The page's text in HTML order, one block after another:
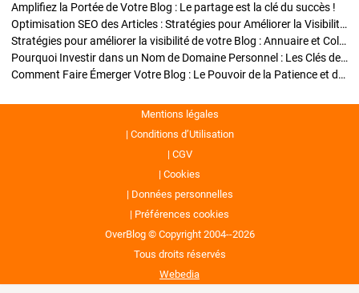
Amplifiez la Portée de Votre Blog : Le partage est la clé du succès !
Optimisation SEO des Articles : Stratégies pour Améliorer la Visibilité de Votre Blog
Stratégies pour améliorer la visibilité de votre Blog : Annuaire et Collaborations
Pourquoi Investir dans un Nom de Domaine Personnel : Les Clés de la Réussite de Votre Blog
Comment Faire Émerger Votre Blog : Le Pouvoir de la Patience et de la Persévérance
Mentions légales
Conditions d’Utilisation
CGV
Cookies
Données personnelles
Préférences cookies
OverBlog © Copyright 2004--2026
Tous droits réservés
Webedia